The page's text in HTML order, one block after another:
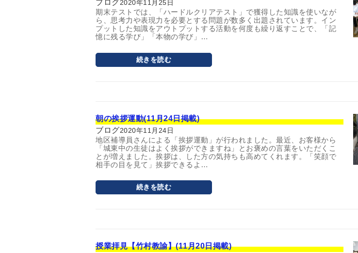
ブログ2020年11月25日
期末テストでは、「ハードルクリアテスト」で獲得した知識を使いなが
ら、思考力や表現力を必要とする問題が数多く出題されています。イン
プットした知識をアウトプットする活動を何度も繰り返すことで、「記
憶に残る学び」「本物の学び」…
続きを読む
朝の挨拶運動(11月24日掲載)
ブログ2020年11月24日
地区補導員さんによる「挨拶運動」が行われました。最近、お客様から
「城東中の生徒はよく挨拶ができますね」とお褒めの言葉をいただくこ
とが増えました。挨拶は、した方の気持ちも高めてくれます。「笑顔で
相手の目を見て」挨拶できるよ…
続きを読む
授業拝見【竹村教諭】(11月20日掲載)